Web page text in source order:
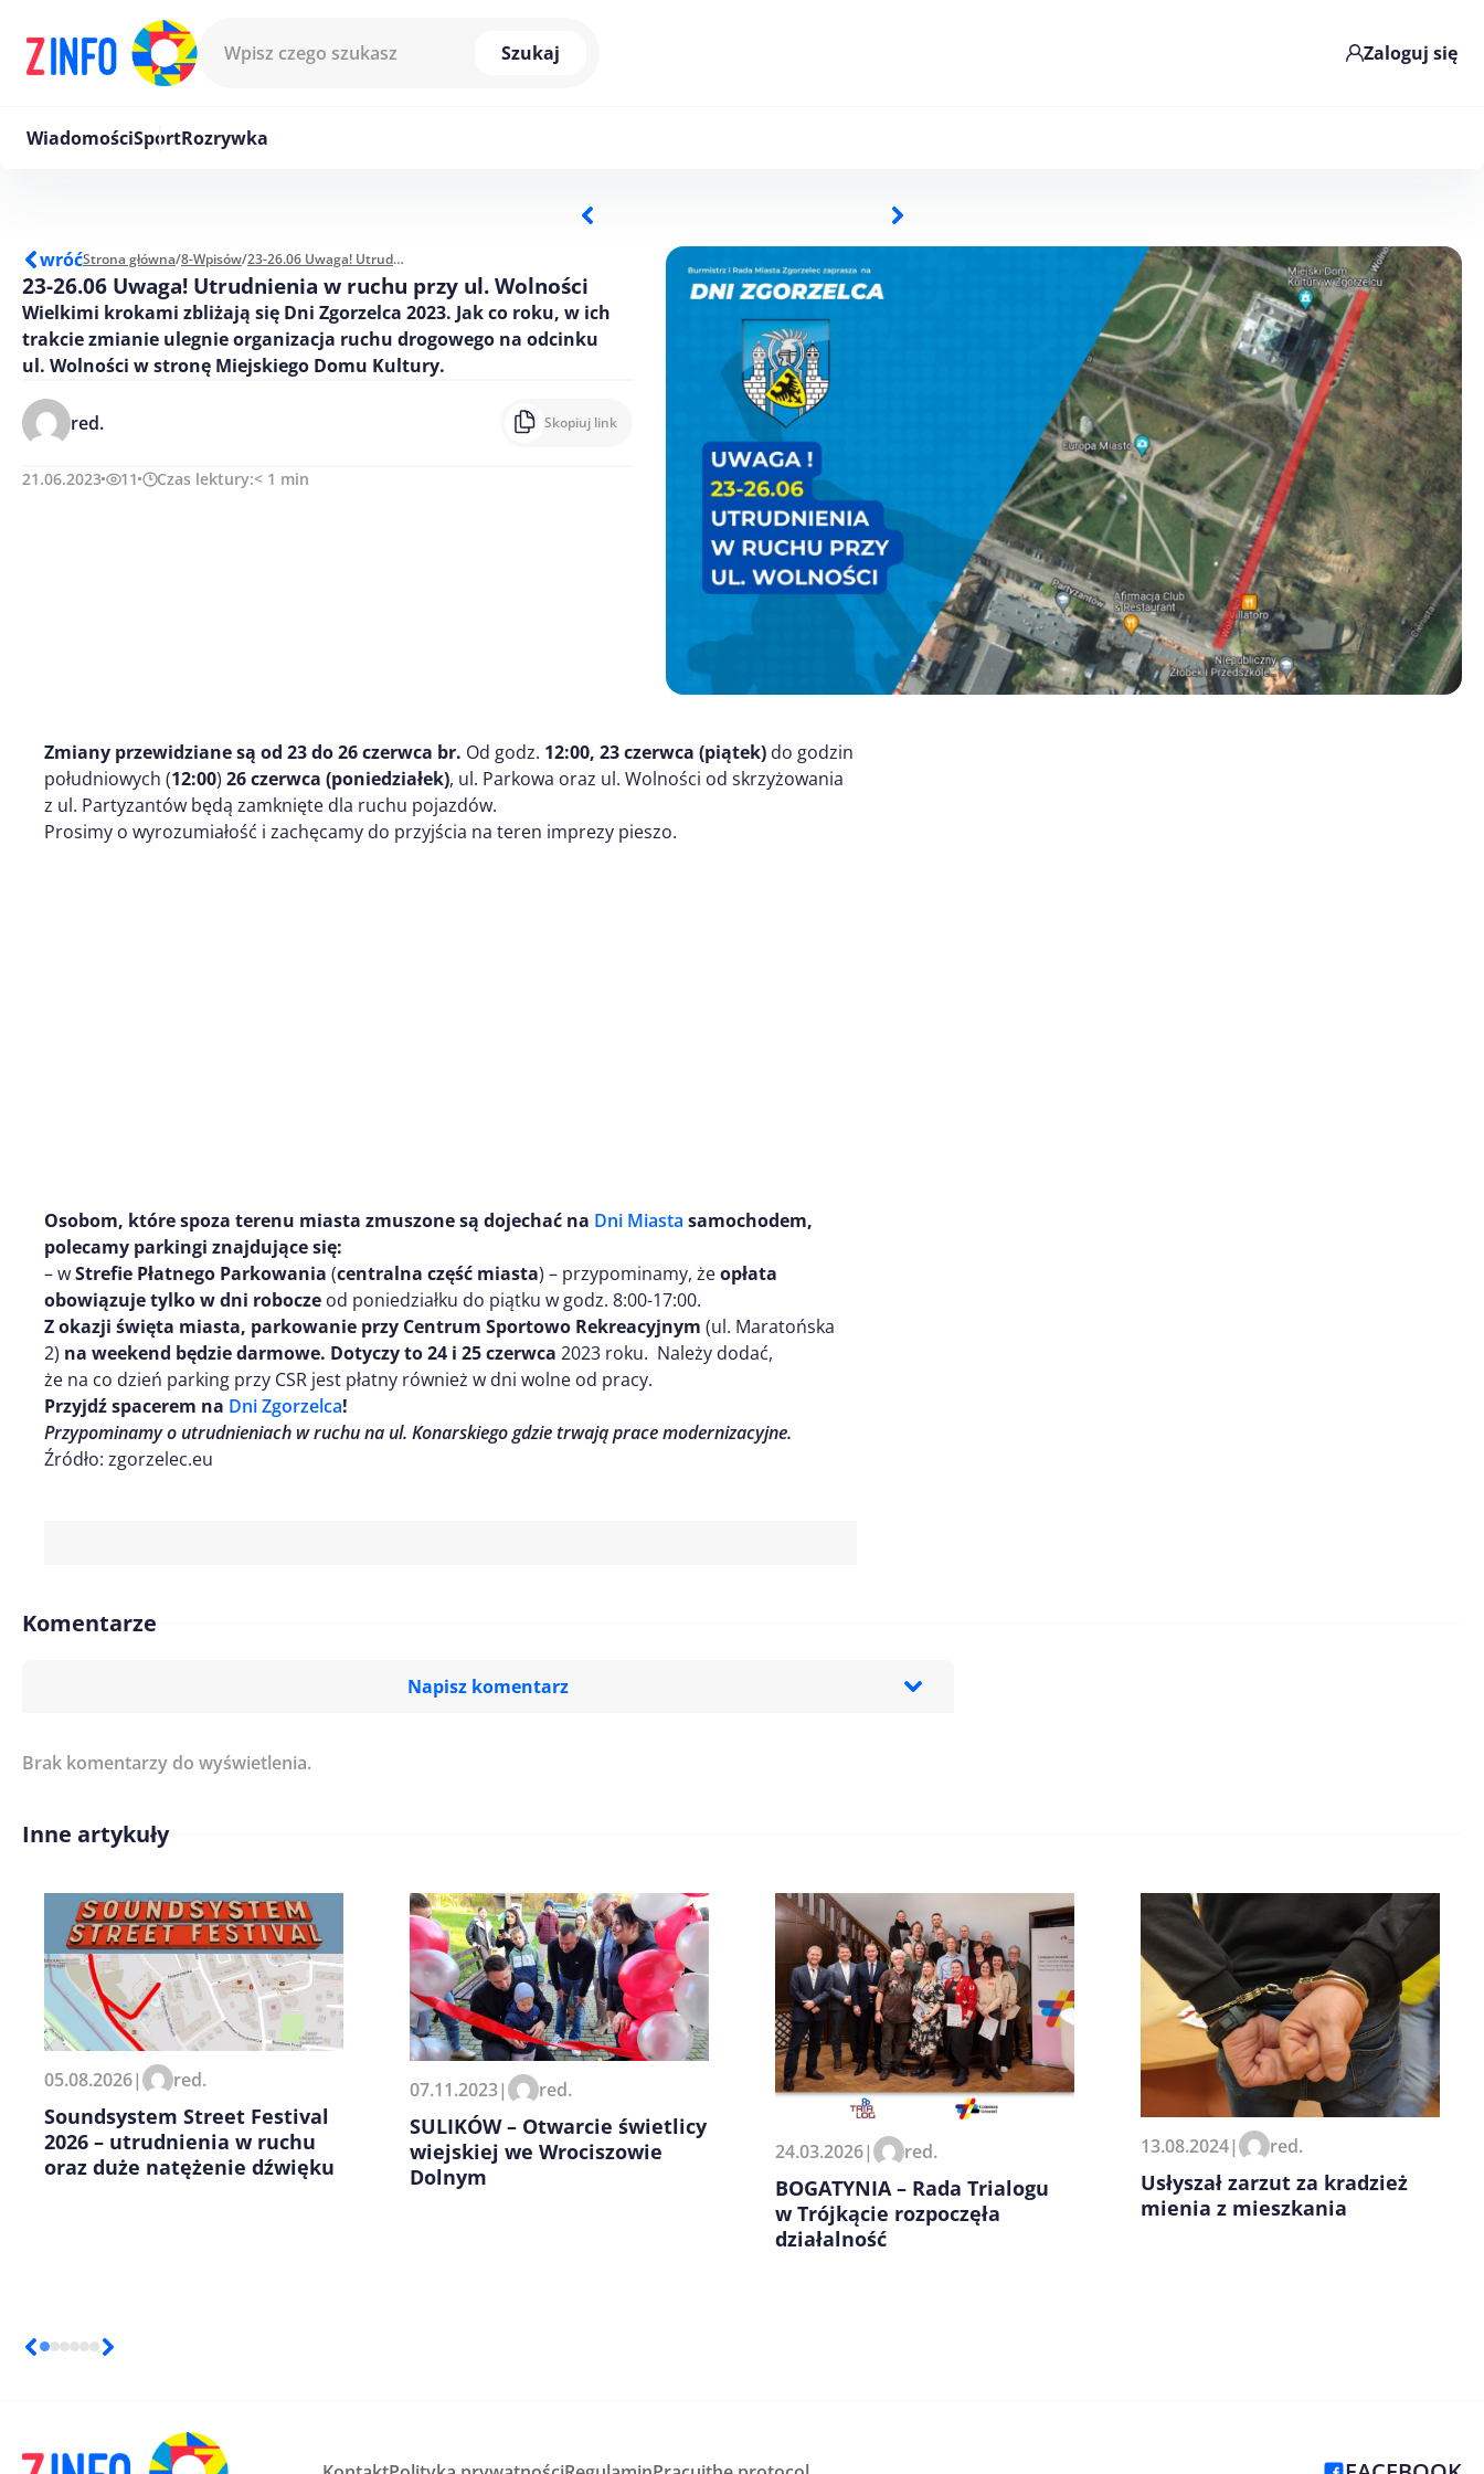
Szukaj
Zaloguj się
WiadomościSportRozrywka
wróćStrona główna/8-Wpisów/ 23-26.06 Uwaga! Utrudnienia w ruchu przy ul. Wolności
23-26.06 Uwaga! Utrudnienia w ruchu przy ul. Wolności
Wielkimi krokami zbliżają się Dni Zgorzelca 2023. Jak co roku, w ich
trakcie zmianie ulegnie organizacja ruchu drogowego na odcinku
ul. Wolności w stronę Miejskiego Domu Kultury.
red. Skopiuj link
21.06.2023 11 Czas lektury:< 1 min
Zmiany przewidziane są od 23 do 26 czerwca br. Od godz. 12:00, 23 czerwca (piątek) do godzin
południowych (12:00) 26 czerwca (poniedziałek), ul. Parkowa oraz ul. Wolności od skrzyżowania
z ul. Partyzantów będą zamknięte dla ruchu pojazdów.
Prosimy o wyrozumiałość i zachęcamy do przyjścia na teren imprezy pieszo.
Osobom, które spoza terenu miasta zmuszone są dojechać na Dni Miasta samochodem,
polecamy parkingi znajdujące się:
– wStrefie Płatnego Parkowania (centralna część miasta) – przypominamy, żeopłata
obowiązuje tylko w dni robocze od poniedziałku do piątku w godz. 8:00-17:00.
Z okazji święta miasta, parkowanie przy Centrum Sportowo Rekreacyjnym (ul. Maratońska
2) na weekend będzie darmowe. Dotyczy to 24 i 25 czerwca 2023 roku. Należy dodać,
że na co dzień parking przy CSR jest płatny również w dni wolne od pracy.
Przyjdź spacerem na Dni Zgorzelca!
Przypominamy o utrudnieniach w ruchu na ul. Konarskiego gdzie trwają prace modernizacyjne.
Źródło: zgorzelec.eu
Komentarze
Napisz komentarz
Imię/ Nick*
Zapamiętaj moje dane w tej przeglądarce podczas pisania
kolejnych komentarzy.
Brak komentarzy do wyświetlenia.
Inne artykuły
05.08.2026| red.
Soundsystem Street Festival
2026 – utrudnienia w ruchu
oraz duże natężenie dźwięku
07.11.2023| red.
SULIKÓW – Otwarcie świetlicy
wiejskiej we Wrociszowie
Dolnym
24.03.2026| red.
BOGATYNIA – Rada Trialogu
w Trójkącie rozpoczęła
działalność
13.08.2024| red.
Usłyszał zarzut za kradzież
mienia z mieszkania